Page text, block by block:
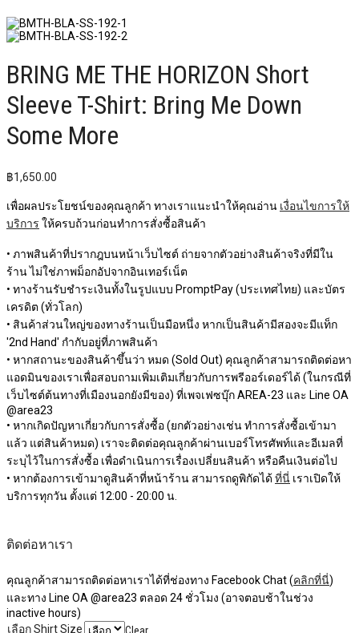
BRING ME THE HORIZON Short
Sleeve T-Shirt: Bring Me Down
Some More
฿1,650.00
เพื่อผลประโยชน์ของคุณลูกค้า ทางเราแนะนำให้คุณอ่าน เงื่อนไขการให้
บริการ ให้ครบถ้วนก่อนทำการสั่งซื้อสินค้า
• ภาพสินค้าที่ปรากฎบนหน้าเว็บไซต์ ถ่ายจากตัวอย่างสินค้าจริงที่มีใน
ร้าน ไม่ใช่ภาพม็อกอัปจากอินเทอร์เน็ต
• ทางร้านรับชำระเงินทั้งในรูปแบบ PromptPay (ประเทศไทย) และบัตร
เครดิต (ทั่วโลก)
• สินค้าส่วนใหญ่ของทางร้านเป็นมือหนึ่ง หากเป็นสินค้ามีสองจะมีแท็ก
'2nd Hand' กำกับอยู่ที่ภาพสินค้า
• หากสถานะของสินค้าขึ้นว่า หมด (Sold Out) คุณลูกค้าสามารถติดต่อหา
แอดมินของเราเพื่อสอบถามเพิ่มเติมเกี่ยวกับการพรีออร์เดอร์ได้ (ในกรณีที่
เว็บไซต์ต้นทางที่เมืองนอกยังมีของ) ที่เพจเฟซบุ๊ก AREA-23 และ Line OA
@area23
• หากเกิดปัญหาเกี่ยวกับการสั่งซื้อ (ยกตัวอย่างเช่น ทำการสั่งซื้อเข้ามา
แล้ว แต่สินค้าหมด) เราจะติดต่อคุณลูกค้าผ่านเบอร์โทรศัพท์และอีเมลที่
ระบุไว้ในการสั่งซื้อ เพื่อดำเนินการเรื่องเปลี่ยนสินค้า หรือคืนเงินต่อไป
• หากต้องการเข้ามาดูสินค้าที่หน้าร้าน สามารถดูพิกัดได้ ที่นี่ เราเปิดให้
บริการทุกวัน ตั้งแต่ 12:00 - 20:00 น.
ติดต่อหาเรา
คุณลูกค้าสามารถติดต่อหาเราได้ที่ช่องทาง Facebook Chat (คลิกที่นี่)
และทาง Line OA @area23 ตลอด 24 ชั่วโมง (อาจตอบช้าในช่วง
inactive hours)
เลือก Shirt Size